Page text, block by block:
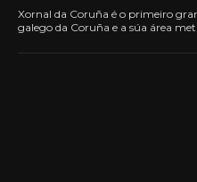
Xornal da Coruña é o primeiro
galego da Coruña e a súa área